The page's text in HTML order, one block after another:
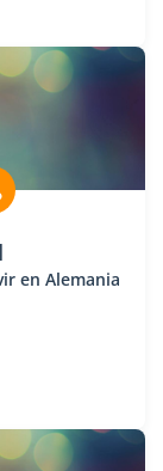
en Alemania